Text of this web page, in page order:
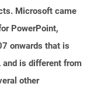
Microsoft came
PowerPoint,
onwards that is
and is different from
other